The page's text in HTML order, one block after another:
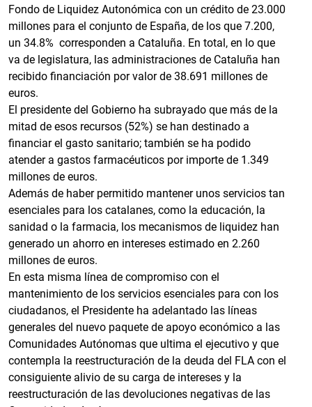
Fondo de Liquidez Autonómica con un crédito de 23.000
millones para el conjunto de España, de los que 7.200,
un 34.8% corresponden a Cataluña. En total, en lo que
va de legislatura, las administraciones de Cataluña han
recibido financiación por valor de 38.691 millones de
euros.
El presidente del Gobierno ha subrayado que más de la
mitad de esos recursos (52%) se han destinado a
financiar el gasto sanitario; también se ha podido
atender a gastos farmacéuticos por importe de 1.349
millones de euros.
Además de haber permitido mantener unos servicios tan
esenciales para los catalanes, como la educación, la
sanidad o la farmacia, los mecanismos de liquidez han
generado un ahorro en intereses estimado en 2.260
millones de euros.
En esta misma línea de compromiso con el
mantenimiento de los servicios esenciales para con los
ciudadanos, el Presidente ha adelantado las líneas
generales del nuevo paquete de apoyo económico a las
Comunidades Autónomas que ultima el ejecutivo y que
contempla la reestructuración de la deuda del FLA con el
consiguiente alivio de su carga de intereses y la
reestructuración de las devoluciones negativas de las